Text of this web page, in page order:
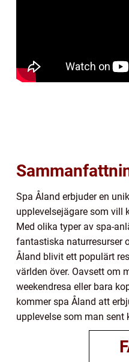
Spa Åland erbjuder en
upplevelsejägare som vill
Med olika typer av spa-
fantastiska naturresurser
Åland blivit ett populärt
världen över. Oavsett om
weekendresa eller bara
kommer spa Åland att
upplevelse som man